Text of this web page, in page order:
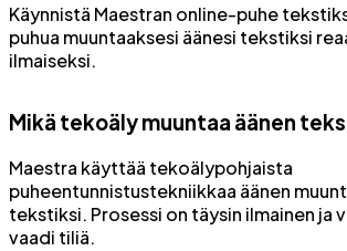
Käynnistä Maestran online-puhe
puhua muuntaaksesi äänesi tekstiksi
ilmaiseksi.
Mikä tekoäly muuntaa äänen
Maestra käyttää tekoälypohjaista
puheentunnistustekniikkaa äänen
tekstiksi. Prosessi on täysin ilmainen ja
vaadi tiliä.